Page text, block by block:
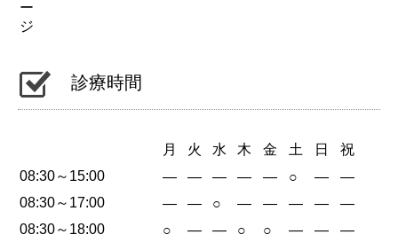
ー
ジ
診療時間
月 火 水 木 金 土 日
祝
08:30～15:00
— — — — — ○ —
—
08:30～17:00
— — ○ — — — —
—
08:30～18:00
○ — — ○ ○ — —
—